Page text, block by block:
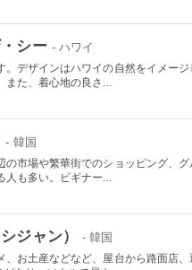
シー - ハワイ
。デザインはハワイの自然をイメー
また、着心地の良さ...
- 韓国
市場や繁華街でのショッピング、
人も多い。ビギナー...
ジャン） - 韓国
、お土産などなど、屋台から路面店